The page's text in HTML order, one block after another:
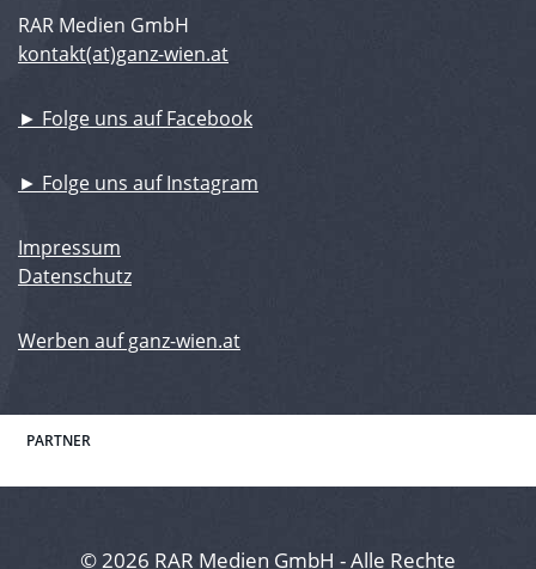
RAR Medien GmbH
kontakt(at)ganz-wien.at
► Folge uns auf Facebook
► Folge uns auf Instagram
Impressum
Datenschutz
Werben auf ganz-wien.at
PARTNER
© 2026 RAR Medien GmbH - Alle Rechte